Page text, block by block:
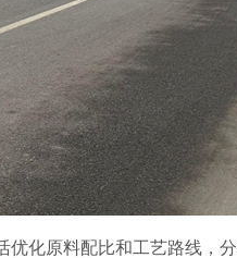
化原料配比和工艺路线，